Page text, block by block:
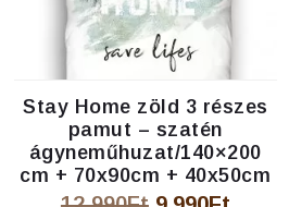
Stay Home zöld 3 részes
pamut – szatén
ágyneműhuzat/140×200
cm + 70x90cm + 40x50cm